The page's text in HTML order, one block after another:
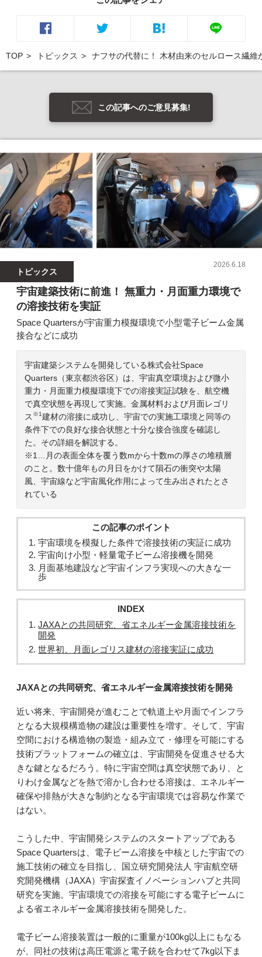
TOP トピックス ナフサの代替に！ 木材由来のセルロース繊
この記事へのご意見募集!
トピックス
2026.6.18
宇宙建築技術に前進！ 無重力・月面重力環境で
の溶接技術を実証
Space Quartersが宇宙重力模擬環境で小型電子ビーム金属
接合などに成功
宇宙建築システムを開発している株式会社Space
Quarters（東京都渋谷区）は、宇宙真空環境および微小
重力・月面重力模擬環境下での溶接実証試験を、航空機
で真空状態を再現して実施。金属材料および月面レゴリ
ス ※1建材の溶接に成功し、宇宙での実施工環境と同等の
条件下での良好な接合状態と十分な接合強度を確認し
た。その詳細を解説する。
※1…月の表面全体を覆う数mから十数mの厚さの堆積層
のこと。数十億年もの月日をかけて隕石の衝突や太陽
風、宇宙線など宇宙風化作用によって生み出されたとさ
れている
この記事のポイント
宇宙環境を模擬した条件で溶接技術の実証に成功
宇宙向け小型・軽量電子ビーム溶接機を開発
月面基地建設など宇宙インフラ実現への大きな一
歩
INDEX
JAXAとの共同研究、省エネルギー金属溶接技術を
開発
世界初、月面レゴリス建材の溶接実証に成功
JAXAとの共同研究、省エネルギー金属溶接技術を開発
近い将来、宇宙開発が進むことで軌道上や月面でインフラ
となる大規模構造物の建設は重要性を増す。そして、宇宙
空間における構造物の製造・組み立て・修理を可能にする
技術プラットフォームの確立は、宇宙開発を促進させる大
きな鍵となるだろう。特に宇宙空間は真空状態であり、と
りわけ金属などを熱で溶かし合わせる溶接は、エネルギー
確保や排熱が大きな制約となる宇宙環境では容易な作業で
はない。
こうした中、宇宙開発システムのスタートアップである
Space Quartersは、電子ビーム溶接を中核とした宇宙での
施工技術の確立を目指し、国立研究開発法人 宇宙航空研
究開発機構（JAXA）宇宙探査イノベーションハブと共同
研究を実施。宇宙環境での溶接を可能にする電子ビームに
よる省エネルギー金属溶接技術を開発した。
電子ビーム溶接装置は一般的に重量が100kg以上にもなる
が、同社の技術は高圧電源と電子銃を合わせて7kg以下ま